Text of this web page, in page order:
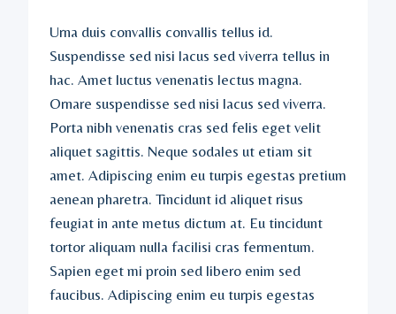
Urna duis convallis convallis tellus id.
Suspendisse sed nisi lacus sed viverra tellus in
hac. Amet luctus venenatis lectus magna.
Ornare suspendisse sed nisi lacus sed viverra.
Porta nibh venenatis cras sed felis eget velit
aliquet sagittis. Neque sodales ut etiam sit
amet. Adipiscing enim eu turpis egestas pretium
aenean pharetra. Tincidunt id aliquet risus
feugiat in ante metus dictum at. Eu tincidunt
tortor aliquam nulla facilisi cras fermentum.
Sapien eget mi proin sed libero enim sed
faucibus. Adipiscing enim eu turpis egestas